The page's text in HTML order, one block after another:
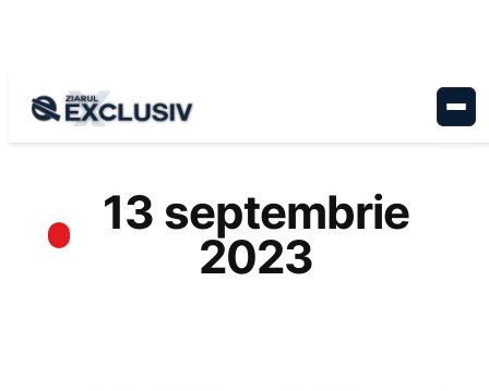
13 septembrie
2023